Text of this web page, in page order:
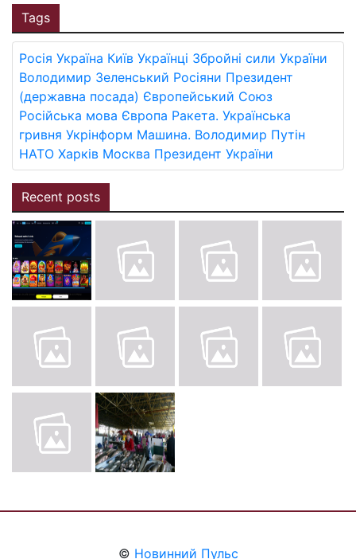
Tags
Росія Україна Київ Українці Збройні сили України
Володимир Зеленський Росіяни Президент
(державна посада) Європейський Союз
Російська мова Європа Ракета. Українська
гривня Укрінформ Машина. Володимир Путін
НАТО Харків Москва Президент України
Recent posts
© Новинний Пульс